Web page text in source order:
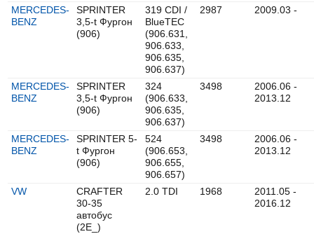
MERCEDES-
BENZ
SPRINTER
3,5-t Фургон
(906)
319 CDI /
BlueTEC
(906.631,
906.633,
906.635,
906.637)
2987 2009.03 -
MERCEDES-
BENZ
SPRINTER
3,5-t Фургон
(906)
324
(906.633,
906.635,
906.637)
3498
2006.06 -
2013.12
MERCEDES-
BENZ
SPRINTER 5-
t Фургон
(906)
524
(906.653,
906.655,
906.657)
3498
2006.06 -
2013.12
VW
CRAFTER
30-35
автобус
(2E_)
2.0 TDI 1968
2011.05 -
2016.12